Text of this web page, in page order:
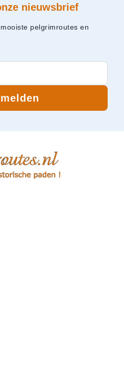
nieuwsbrief
pelgrimroutes en